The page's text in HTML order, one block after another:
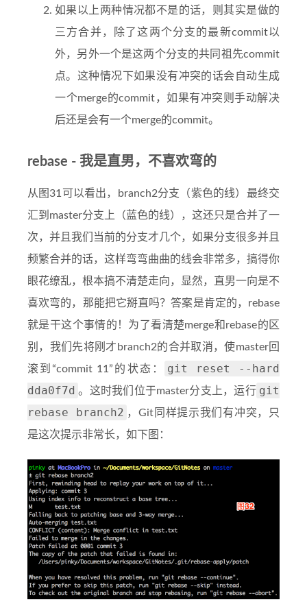
如果以上两种情况都不是的话，则其实是做的
三方合并，除了这两个分支的最新commit以
外，另外一个是这两个分支的共同祖先commit
点。这种情况下如果没有冲突的话会自动生成
一个merge的commit，如果有冲突则手动解决
后还是会有一个merge的commit。
rebase - 我是直男，不喜欢弯的
从图31可以看出，branch2分支（紫色的线）最终交
汇到master分支上（蓝色的线），这还只是合并了一
次，并且我们当前的分支才几个，如果分支很多并且
频繁合并的话，这样弯弯曲曲的线会非常多，搞得你
眼花缭乱，根本搞不清楚走向，显然，直男一向是不
喜欢弯的，那能把它掰直吗？答案是肯定的，rebase
就是干这个事情的！为了看清楚merge和rebase的区
别，我们先将刚才branch2的合并取消，使master回
滚到“commit 11”的状态：
git reset --hard
dda0f7d 。这时我们位于master分支上，运行 git
rebase branch2 ，Git同样提示我们有冲突，只
是这次提示非常长，如下图：